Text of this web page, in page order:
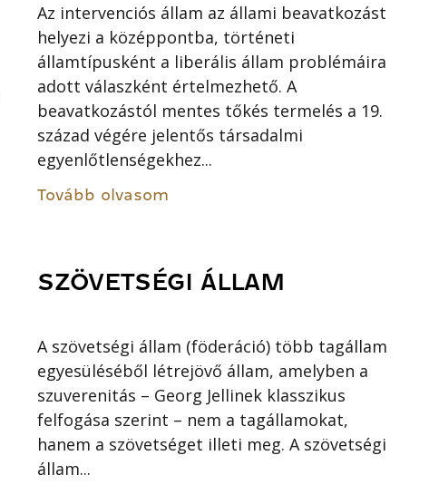
Az intervenciós állam az állami beavatkozást
helyezi a középpontba, történeti
államtípusként a liberális állam problémáira
adott válaszként értelmezhető. A
beavatkozástól mentes tőkés termelés a 19.
század végére jelentős társadalmi
egyenlőtlenségekhez...
Tovább olvasom
SZÖVETSÉGI ÁLLAM
A szövetségi állam (föderáció) több tagállam
egyesüléséből létrejövő állam, amelyben a
szuverenitás – Georg Jellinek klasszikus
felfogása szerint – nem a tagállamokat,
hanem a szövetséget illeti meg. A szövetségi
állam...